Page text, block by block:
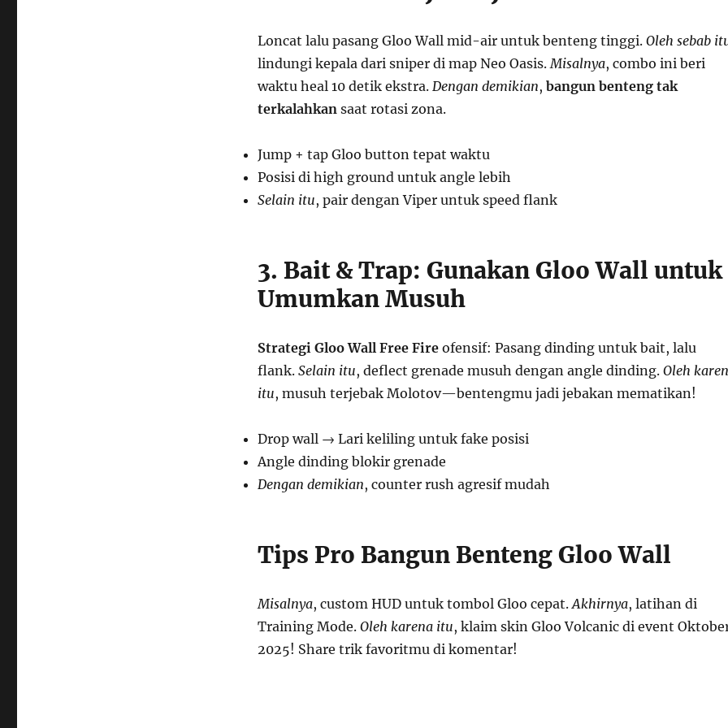
Loncat lalu pasang Gloo Wall mid-air untuk benteng tinggi. Oleh sebab
lindungi kepala dari sniper di map Neo Oasis.Misalnya, combo ini beri
waktu heal 10 detik ekstra. Dengan demikian, bangun benteng tak
terkalahkansaat rotasi zona.
Jump + tap Gloo button tepat waktu
Posisi di high ground untuk angle lebih
Selain itu, pair dengan Viper untuk speed flank
3. Bait & Trap: Gunakan Gloo Wall untuk
Umumkan Musuh
Strategi Gloo Wall Free Fireofensif: Pasang dinding untuk bait, lalu
flank. Selain itu, deflect grenade musuh dengan angle dinding. Oleh
itu, musuh terjebak Molotov—bentengmu jadi jebakan mematikan!
Drop wall → Lari keliling untuk fake posisi
Angle dinding blokir grenade
Dengan demikian, counter rush agresif mudah
Tips Pro Bangun Benteng Gloo Wall
Misalnya, custom HUD untuk tombol Gloo cepat.Akhirnya, latihan di
Training Mode. Oleh karena itu, klaim skin Gloo Volcanic di event
2025! Share trik favoritmu di komentar!